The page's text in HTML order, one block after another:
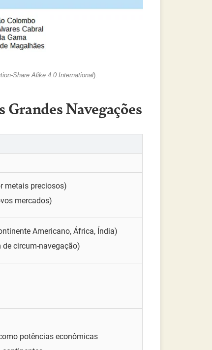
Share Alike 4.0 International).
Navegações
metais preciosos)
mercados)
Americano, África, Índia)
circum-navegação)
potências econômicas